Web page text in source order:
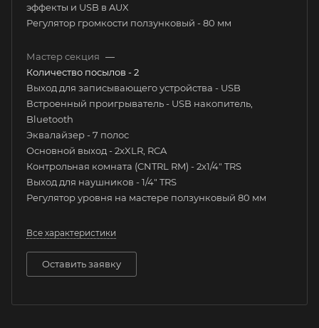
эффекты и USB в AUX
Регулятор громкости ползунковый - 80 мм
Мастер секция —
Количество посылов - 2
Выход для записывающего устройства - USB
Встроенный проигрыватель - USB накопитель,
Bluetooth
Эквалайзер - 7 полос
Основной выход - 2xXLR, RCA
Контрольная комната (CNTRL RM) - 2x1/4" TRS
Выход для наушников - 1/4" TRS
Регулятор уровня на мастере ползунковый 80 мм
Все характеристики
Оставить заявку